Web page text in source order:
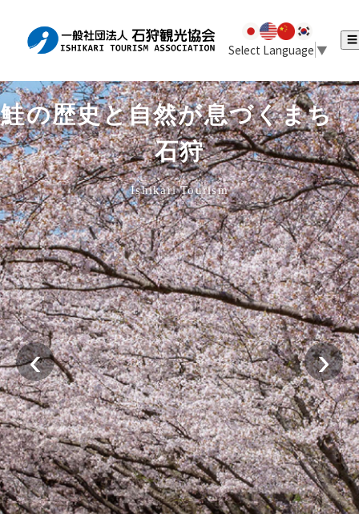
Select Language ▼
☰
‹ ›
鮭の歴史と自然が息づくまち
石狩
Ishikari Tourism